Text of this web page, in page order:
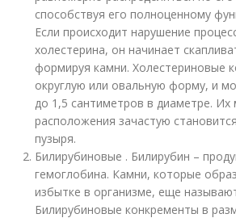
способствуя его полноценному
Если происходит нарушение
холестерина, он начинает
формируя камни. Холестериновые
округлую или овальную форму, и
до 1,5 сантиметров в диаметре. Их
расположения зачастую
пузыря.
Билирубиновые . Билирубин –
гемоглобина. Камни, которые
избытке в организме, еще
Билирубиновые конкременты в